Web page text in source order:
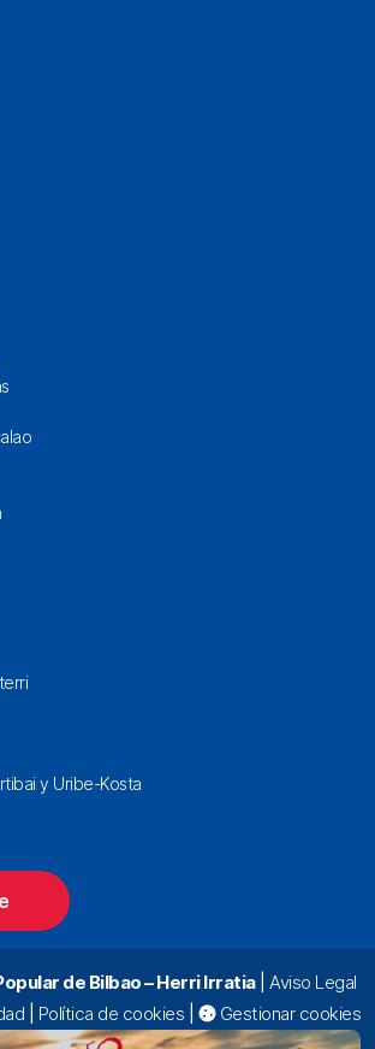
y Uribe-Kosta
de Bilbao – Herri Irratia|Aviso Legal
Política de cookies
Gestionar cookies